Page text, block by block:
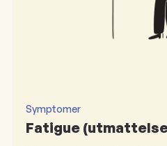
Symptomer
Fatigue